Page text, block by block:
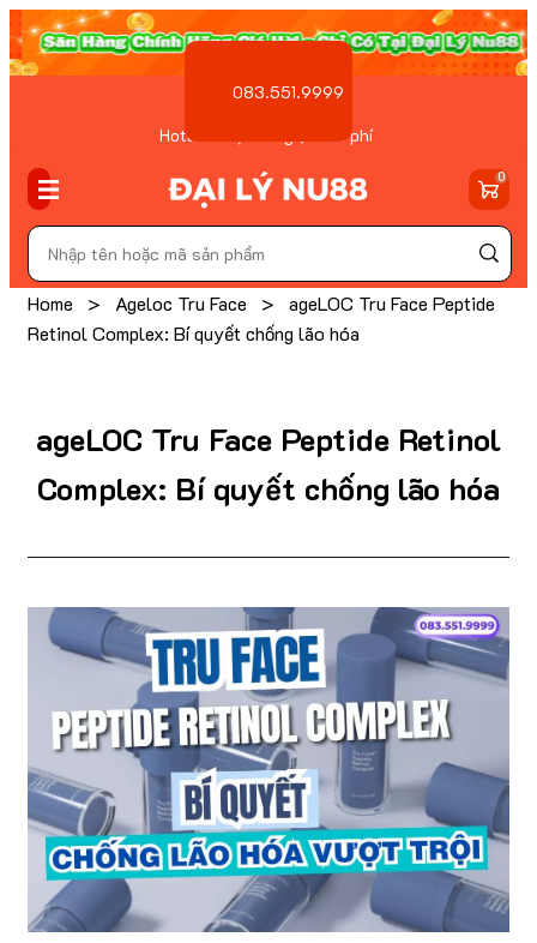
Hotline Đặt hàng ( Miễn phí
083.551.9999
0
Home > Ageloc Tru Face >
ageLOC Tru Face Peptide
Retinol Complex: Bí quyết chống lão hóa
ageLOC Tru Face Peptide Retinol
Complex: Bí quyết chống lão hóa